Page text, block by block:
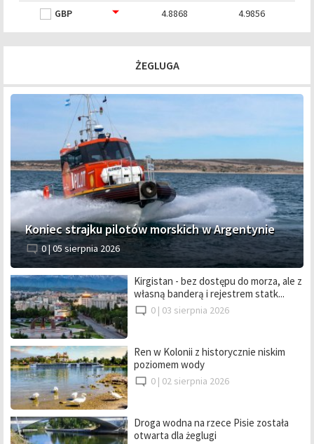
GBP
4.8868 4.9856
ŻEGLUGA
Koniec strajku pilotów morskich w Argentynie
0 |05 sierpnia 2026
Kirgistan - bez dostępu do morza, ale z
własną banderą i rejestrem statk...
0 | 03 sierpnia 2026
Ren w Kolonii z historycznie niskim
poziomem wody
0 | 02 sierpnia 2026
Droga wodna na rzece Pisie została
otwarta dla żeglugi